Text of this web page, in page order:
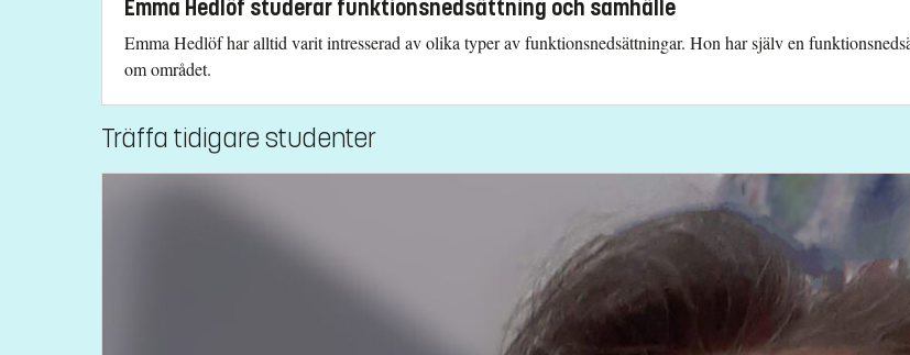
Emma Hedlöf studerar funktionsnedsättning och samhälle
Emma Hedlöf har alltid varit intresserad av olika typer av funktionsnedsättningar. Hon har själv en
om området.
Träffa tidigare studenter